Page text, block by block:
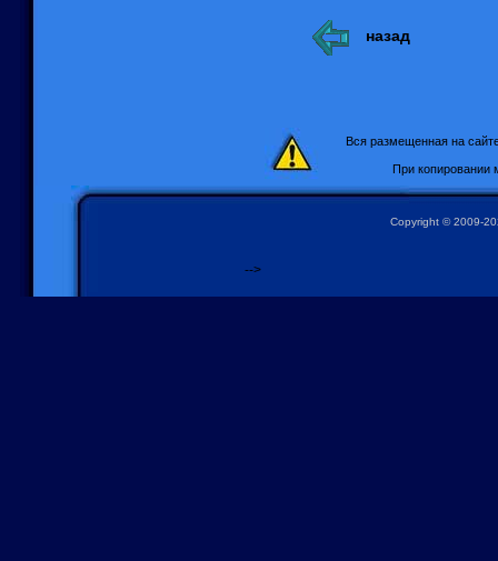
назад
Вся размещенная на
При копировании
Copyright © 2009-
-->